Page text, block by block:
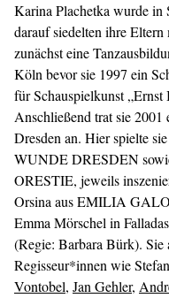
Karina Plachetka wurde in
darauf siedelten ihre
zunächst eine
Köln bevor sie 1997 ein
für Schauspielkunst
Anschließend trat sie 2001
Dresden an. Hier spielte
WUNDE DRESDEN
ORESTIE, jeweils
Orsina aus EMILIA
Emma Mörschel in Falladas
(Regie: Barbara Bürk). Sie
Regisseur*innen wie
Vontobel, Jan Gehler,